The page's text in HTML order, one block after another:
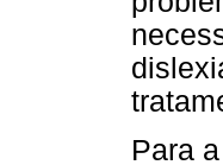
Para